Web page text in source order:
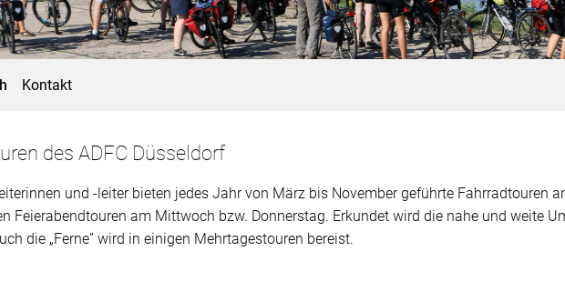
Kontakt
des ADFC Düsseldorf
und -leiter bieten jedes Jahr von März bis November geführte Fahrradtouren
Feierabendtouren am Mittwoch bzw. Donnerstag. Erkundet wird die nahe und weite
die „Ferne” wird in einigen Mehrtagestouren bereist.